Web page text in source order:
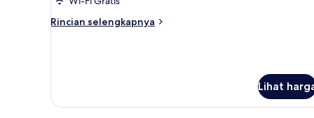
balkon
Rincian selengkapnya
Rincian
Tempat
Tidur
Lihat